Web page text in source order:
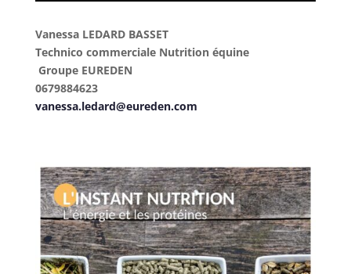
Vanessa LEDARD BASSET
Technico commerciale Nutrition équine
Groupe EUREDEN
0679884623
vanessa.ledard@eureden.com